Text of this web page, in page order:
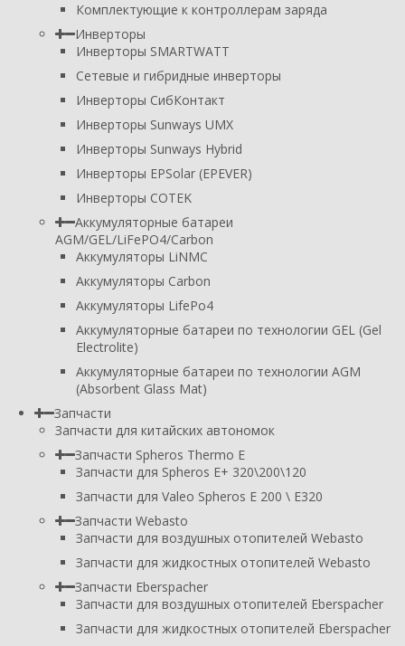
Комплектующие к контроллерам заряда
Инверторы
Инверторы SMARTWATT
Сетевые и гибридные инверторы
Инверторы СибКонтакт
Инверторы Sunways UMX
Инверторы Sunways Hybrid
Инверторы EPSolar (EPEVER)
Инверторы COTEK
Аккумуляторные батареи
AGM/GEL/LiFePO4/Carbon
Аккумуляторы LiNMC
Аккумуляторы Carbon
Аккумуляторы LifePo4
Аккумуляторные батареи по технологии GEL (Gel
Electrolite)
Аккумуляторные батареи по технологии AGM
(Absorbent Glass Mat)
Запчасти
Запчасти для китайских автономок
Запчасти Spheros Thermo E
Запчасти для Spheros E+ 320\200\120
Запчасти для Valeo Spheros E 200 \ E320
Запчасти Webasto
Запчасти для воздушных отопителей Webasto
Запчасти для жидкостных отопителей Webasto
Запчасти Eberspacher
Запчасти для воздушных отопителей Eberspacher
Запчасти для жидкостных отопителей Eberspacher